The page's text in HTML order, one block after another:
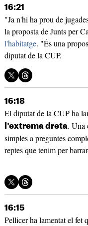
16:21
"Ja n'hi ha prou de
la proposta de Junts per
l'habitatge. "És una
diputat de la CUP.
16:18
El diputat de la CUP ha
l'extrema dreta. Una
simples a preguntes
reptes que tenim per
16:15
Pellicer ha lamentat el fet